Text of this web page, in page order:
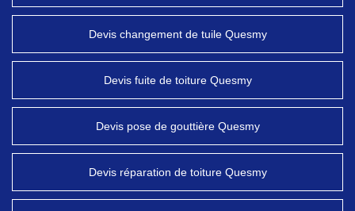
Devis changement de tuile Quesmy
Devis fuite de toiture Quesmy
Devis pose de gouttière Quesmy
Devis réparation de toiture Quesmy